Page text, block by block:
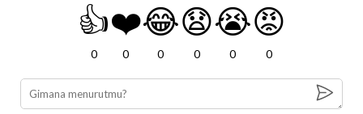
👍
0
❤️
0
😂
0
😧
0
😭
0
😡
0